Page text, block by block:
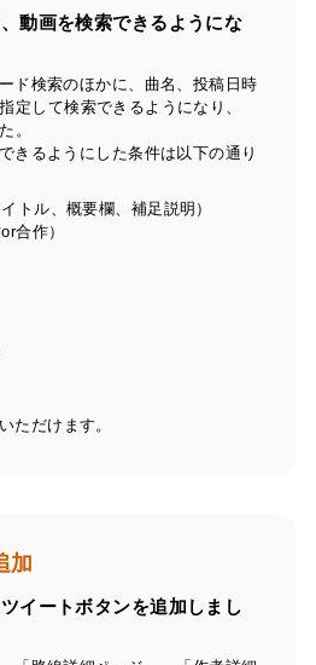
動画を検索できるようにな
ド検索のほかに、曲名、投稿日時
定して検索できるようになり、
。
きるようにした条件は以下の通り
トル、概要欄、補足説明）
合作）
ただけます。
加
イートボタンを追加しまし